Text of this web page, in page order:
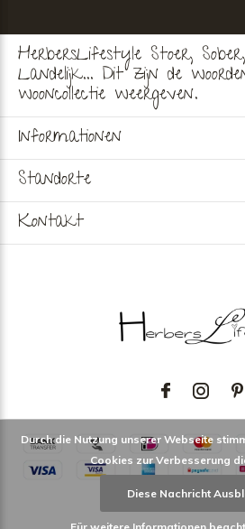
HerbersLifestyle Stoer,
Landelijk... Dit zijn de
wooncollectie weergeven.
Informationen
Standorte
Kontakt
Durch die Nutzung unserer Webseite
Cookies zur Verbesserung
Diese Nachricht